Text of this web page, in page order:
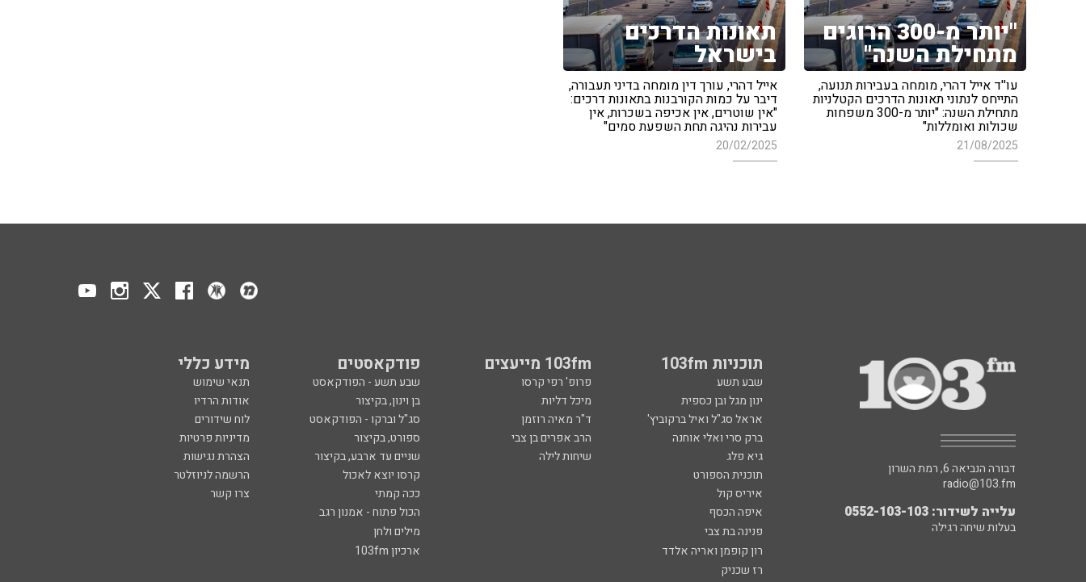
"יותר מ-300 הרוגים
מתחילת השנה"
עו''ד אייל דהרי, מומחה בעבירות תנועה,
התייחס לנתוני תאונות הדרכים הקטלניות
מתחילת השנה: "יותר מ-300 משפחות
שכולות ואומללות"
21/08/2025
תאונות הדרכים
בישראל
אייל דהרי, עורך דין מומחה בדיני תעבורה,
דיבר על כמות הקורבנות בתאונות דרכים:
"אין שוטרים, אין אכיפה בשכרות, אין
עבירות נהיגה תחת השפעת סמים"
20/02/2025
תוכניות 103fm 103fm מייעצים פודקאסטים מידע כללי
שבע תשע פרופ' רפי קרסו שבע תשע - הפודקאסט
תנאי שימוש
ינון מגל ובן כספית
מיכל דליות בן וינון, בקיצור
אודות הרדיו
אראל סג"ל ואיל ברקוביץ'
ד"ר מאיה רוזמן סג"ל וברקו - הפודקאסט
לוח שידורים
ברק סרי ואלי אוחנה
הרב אפרים בן צבי ספורט, בקיצור
מדיניות פרטיות
גיא פלג
שיחות לילה שניים עד ארבע, בקיצור
הצהרת נגישות
תוכנית הספורט
קרסו יוצא לאכול
הרשמה לניוזלטר
איריס קול
ככה קמתי
צרו קשר
איפה הכסף
הכול פתוח - אמנון רגב
פנינה בת צבי
מילים ולחן
רון קופמן ואריה אלדד
ארכיון 103fm
רז שכניק
דבורה הנביאה 6, רמת השרון
radio@103.fm
עלייה לשידור: 0552-103-103
בעלות שיחה רגילה